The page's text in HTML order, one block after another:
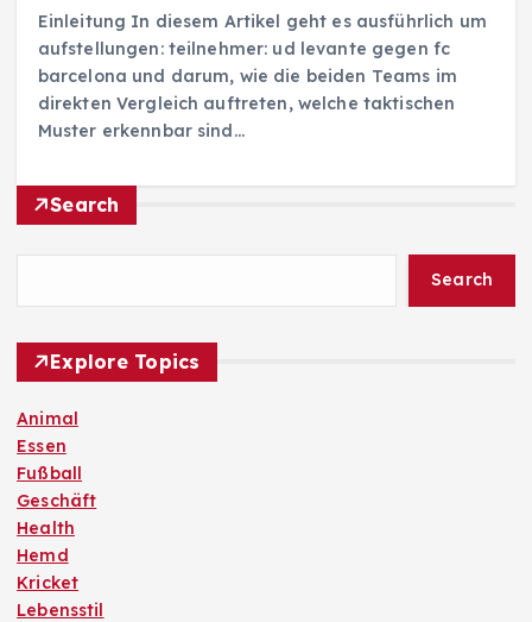
Einleitung In diesem Artikel geht es ausführlich um
aufstellungen: teilnehmer: ud levante gegen fc
barcelona und darum, wie die beiden Teams im
direkten Vergleich auftreten, welche taktischen
Muster erkennbar sind…
Search
Search
Explore Topics
Animal
Essen
Fußball
Geschäft
Health
Hemd
Kricket
Lebensstil